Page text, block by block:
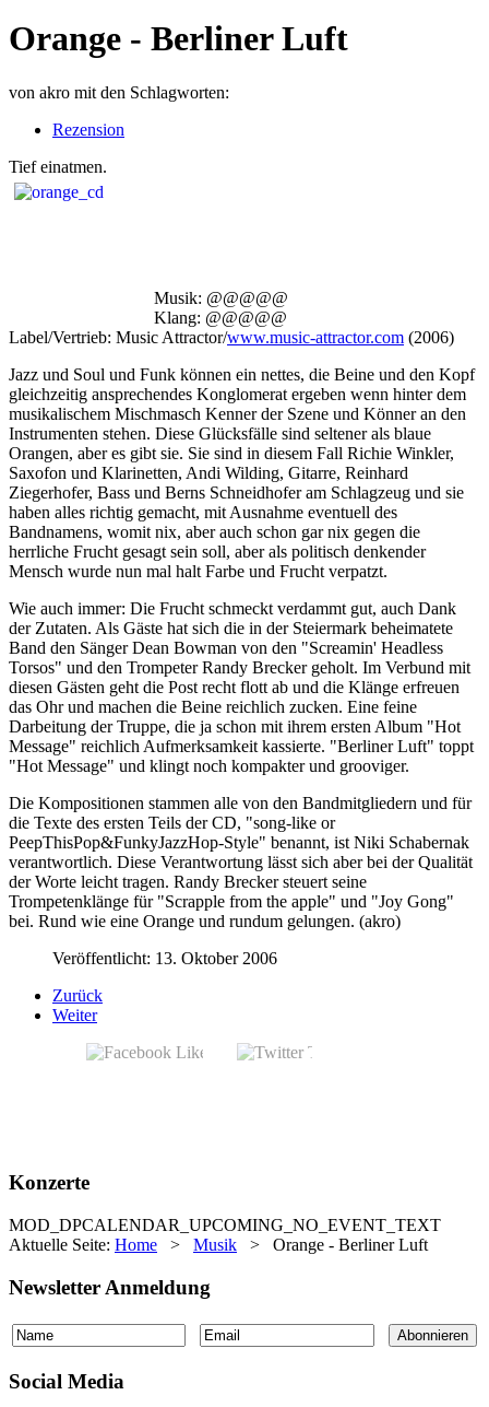
Orange - Berliner Luft
von akro mit den Schlagworten:
Rezension
Tief einatmen.
Musik: @@@@@
Klang: @@@@@
Label/Vertrieb: Music Attractor/www.music-attractor.com (2006)
Jazz und Soul und Funk können ein nettes, die Beine und den Kopf
gleichzeitig ansprechendes Konglomerat ergeben wenn hinter dem
musikalischem Mischmasch Kenner der Szene und Könner an den
Instrumenten stehen. Diese Glücksfälle sind seltener als blaue
Orangen, aber es gibt sie. Sie sind in diesem Fall Richie Winkler,
Saxofon und Klarinetten, Andi Wilding, Gitarre, Reinhard
Ziegerhofer, Bass und Berns Schneidhofer am Schlagzeug und sie
haben alles richtig gemacht, mit Ausnahme eventuell des
Bandnamens, womit nix, aber auch schon gar nix gegen die
herrliche Frucht gesagt sein soll, aber als politisch denkender
Mensch wurde nun mal halt Farbe und Frucht verpatzt.
Wie auch immer: Die Frucht schmeckt verdammt gut, auch Dank
der Zutaten. Als Gäste hat sich die in der Steiermark beheimatete
Band den Sänger Dean Bowman von den "Screamin' Headless
Torsos" und den Trompeter Randy Brecker geholt. Im Verbund mit
diesen Gästen geht die Post recht flott ab und die Klänge erfreuen
das Ohr und machen die Beine reichlich zucken. Eine feine
Darbeitung der Truppe, die ja schon mit ihrem ersten Album "Hot
Message" reichlich Aufmerksamkeit kassierte. "Berliner Luft" toppt
"Hot Message" und klingt noch kompakter und grooviger.
Die Kompositionen stammen alle von den Bandmitgliedern und für
die Texte des ersten Teils der CD, "song-like or
PeepThisPop&FunkyJazzHop-Style" benannt, ist Niki Schabernak
verantwortlich. Diese Verantwortung lässt sich aber bei der Qualität
der Worte leicht tragen. Randy Brecker steuert seine
Trompetenklänge für "Scrapple from the apple" und "Joy Gong"
bei. Rund wie eine Orange und rundum gelungen. (akro)
Veröffentlicht: 13. Oktober 2006
Zurück
Weiter
Konzerte
MOD_DPCALENDAR_UPCOMING_NO_EVENT_TEXT
Aktuelle Seite: Home > Musik > Orange - Berliner Luft
Newsletter Anmeldung
Social Media